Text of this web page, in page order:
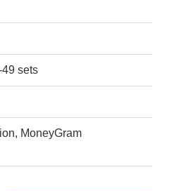
sets
MoneyGram